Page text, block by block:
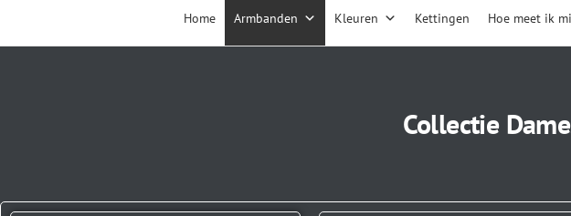
Home Armbanden Kleuren Kettingen Hoe meet ik
Collectie